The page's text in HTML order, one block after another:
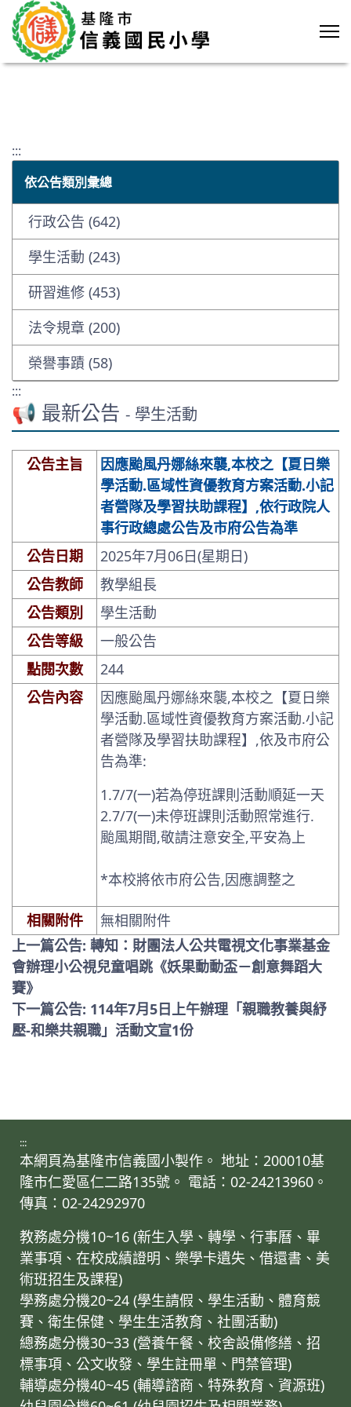
:::
依公告類別彙總
行政公告 (642)
學生活動 (243)
研習進修 (453)
法令規章 (200)
榮譽事蹟 (58)
:::
📢 最新公告 - 學生活動
公告主旨
因應颱風丹娜絲來襲,本校之【夏日樂
學活動.區域性資優教育方案活動.小記
者營隊及學習扶助課程】,依行政院人
事行政總處公告及市府公告為準
公告日期
2025年7月06日(星期日)
公告教師
教學組長
公告類別
學生活動
公告等級
一般公告
點閱次數
244
公告內容
因應颱風丹娜絲來襲,本校之 【夏日樂
學活動.區域性資優教育方案活動.小記
者營隊及學習扶助課程】 ,依及市府公
告為準:
1.7/7(一)若為停班課則活動順延一天
2.7/7(一)未停班課則活動照常進行.
颱風期間,敬請注意安全,平安為上
*本校將依市府公告,因應調整之
相關附件
無相關附件
上一篇公告: 轉知：財團法人公共電視文化事業基金
會辦理小公視兒童唱跳《妖果動動盃－創意舞蹈大
賽》
下一篇公告: 114年7月5日上午辦理「親職教養與紓
壓-和樂共親職」活動文宣1份
:::
本網頁為基隆市信義國小製作。 地址：200010基
隆市仁愛區仁二路135號。 電話：02-24213960。
傳真：02-24292970
教務處分機10~16 (新生入學、轉學、行事曆、畢
業事項、在校成績證明、樂學卡遺失、借還書、美
術班招生及課程)
學務處分機20~24 (學生請假、學生活動、體育競
賽、衛生保健、學生生活教育、社團活動)
總務處分機30~33 (營養午餐、校舍設備修繕、招
標事項、公文收發、學生註冊單、門禁管理)
輔導處分機40~45 (輔導諮商、特殊教育、資源班)